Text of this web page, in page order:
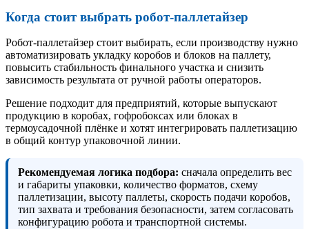
Когда стоит выбрать робот-паллетайзер
Робот-паллетайзер стоит выбирать, если производству нужно
автоматизировать укладку коробов и блоков на паллету,
повысить стабильность финального участка и снизить
зависимость результата от ручной работы операторов.
Решение подходит для предприятий, которые выпускают
продукцию в коробах, гофробоксах или блоках в
термоусадочной плёнке и хотят интегрировать паллетизацию
в общий контур упаковочной линии.
Рекомендуемая логика подбора: сначала определить вес
и габариты упаковки, количество форматов, схему
паллетизации, высоту паллеты, скорость подачи коробов,
тип захвата и требования безопасности, затем согласовать
конфигурацию робота и транспортной системы.